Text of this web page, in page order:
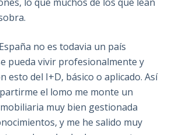
no es todavia un país
pueda vivir profesionalmente y
esto del I+D, básico o aplicado. Así
el lomo me monte un
muy bien gestionada
y me he salido muy